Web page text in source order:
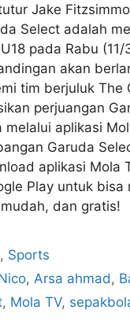
Jake
Select adalah
pada Rabu
akan
tim berjuluk The
perjuangan
melalui aplikasi
Garuda
aplikasi Mola
Play untuk bisa
dan gratis!
, Sports
, Arsa ahmad ,
, Mola TV,